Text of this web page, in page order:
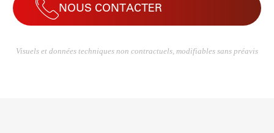
NOUS CONTACTER
Visuels et données techniques non contractuels, modifiables sans préavis